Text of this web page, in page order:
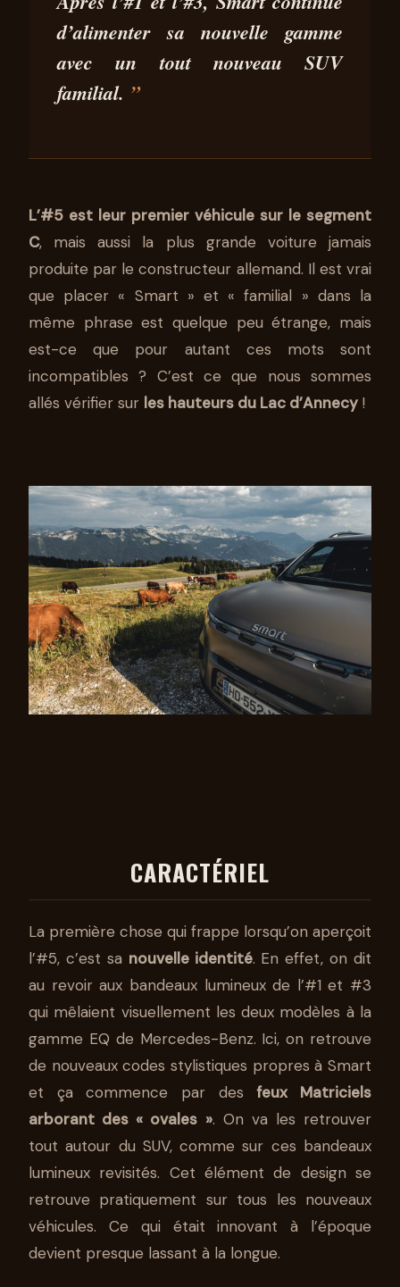
POUR TOUTE LA FAMILLE
2025
11 MIN DE
LECTURE
PEDRO MIGUEL
SILVA
d’alimenter sa nouvelle gamme
avec un tout nouveau SUV
familial.
L’#5 est leur premier véhicule sur le segment
C, mais aussi la plus grande voiture jamais
produite par le constructeur allemand. Il est vrai
que placer « Smart » et « familial » dans la
même phrase est quelque peu étrange, mais
est-ce que pour autant ces mots sont
incompatibles ? C’est ce que nous sommes
allés vérifier sur les hauteurs du Lac d’Annecy !
CARACTÉRIEL
La première chose qui frappe lorsqu’on aperçoit
l’#5, c’est sa nouvelle identité. En effet, on dit
au revoir aux bandeaux lumineux de l’#1 et #3
qui mêlaient visuellement les deux modèles à la
gamme EQ de Mercedes-Benz. Ici, on retrouve
de nouveaux codes stylistiques propres à Smart
et ça commence par desfeux Matriciels
arborant des « ovales ». On va les retrouver
tout autour du SUV, comme sur ces bandeaux
lumineux revisités. Cet élément de design se
retrouve pratiquement sur tous les nouveaux
véhicules. Ce qui était innovant à l’époque
devient presque lassant à la longue.